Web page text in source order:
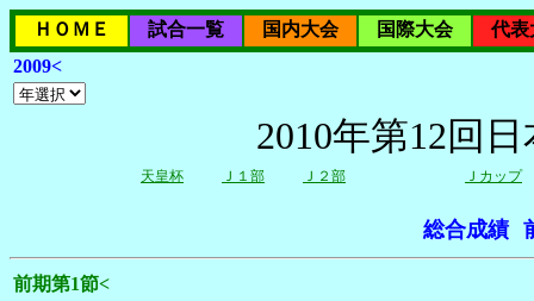
ＨＯＭＥ 試合一覧 国内大会 国際大会
代表
2009<
2010年第12回
天皇杯 Ｊ１部 Ｊ２部 Ｊカップ
総合成績
前期第1節<